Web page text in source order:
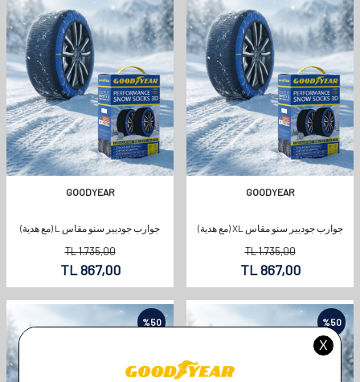
GOODYEAR
جوارب جوديير سنو مقاس XL (مع هدية)
1.735,00
TL
867,00
TL
GOODYEAR
جوارب جوديير سنو مقاس L (مع هدية)
1.735,00
TL
867,00
TL
%50
%50